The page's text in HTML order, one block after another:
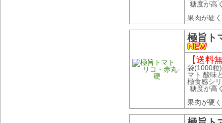
糖度が高
果肉が硬
極旨ト
【送料
袋(1000
マト 酸味
極食感シ
糖度が高
果肉が硬